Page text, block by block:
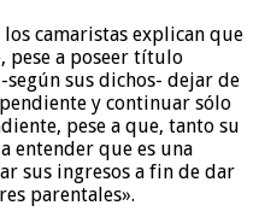
camaristas explican que
pese a poseer título
sus dichos- dejar de
y continuar sólo
pese a que, tanto su
entender que es una
sus ingresos a fin de dar
parentales».